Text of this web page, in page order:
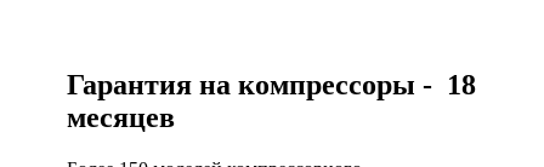
Гарантия на компрессоры - 18
месяцев